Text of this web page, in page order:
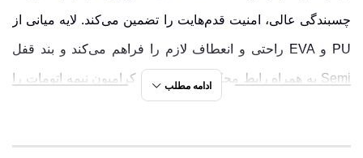
چسبندگی عالی، امنیت قدم‌هایت را تضمین می‌کند. لایه میانی از
PU و EVA راحتی و انعطاف لازم را فراهم می‌کند و بند قفل
Semi به همراه رابط محکم امکان نصب کرامپون نیمه اتومات را
ادامه مطلب